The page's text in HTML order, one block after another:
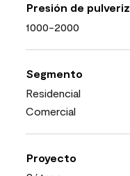
Presión de
1000-2000
Segmento
Residencial
Comercial
Proyecto